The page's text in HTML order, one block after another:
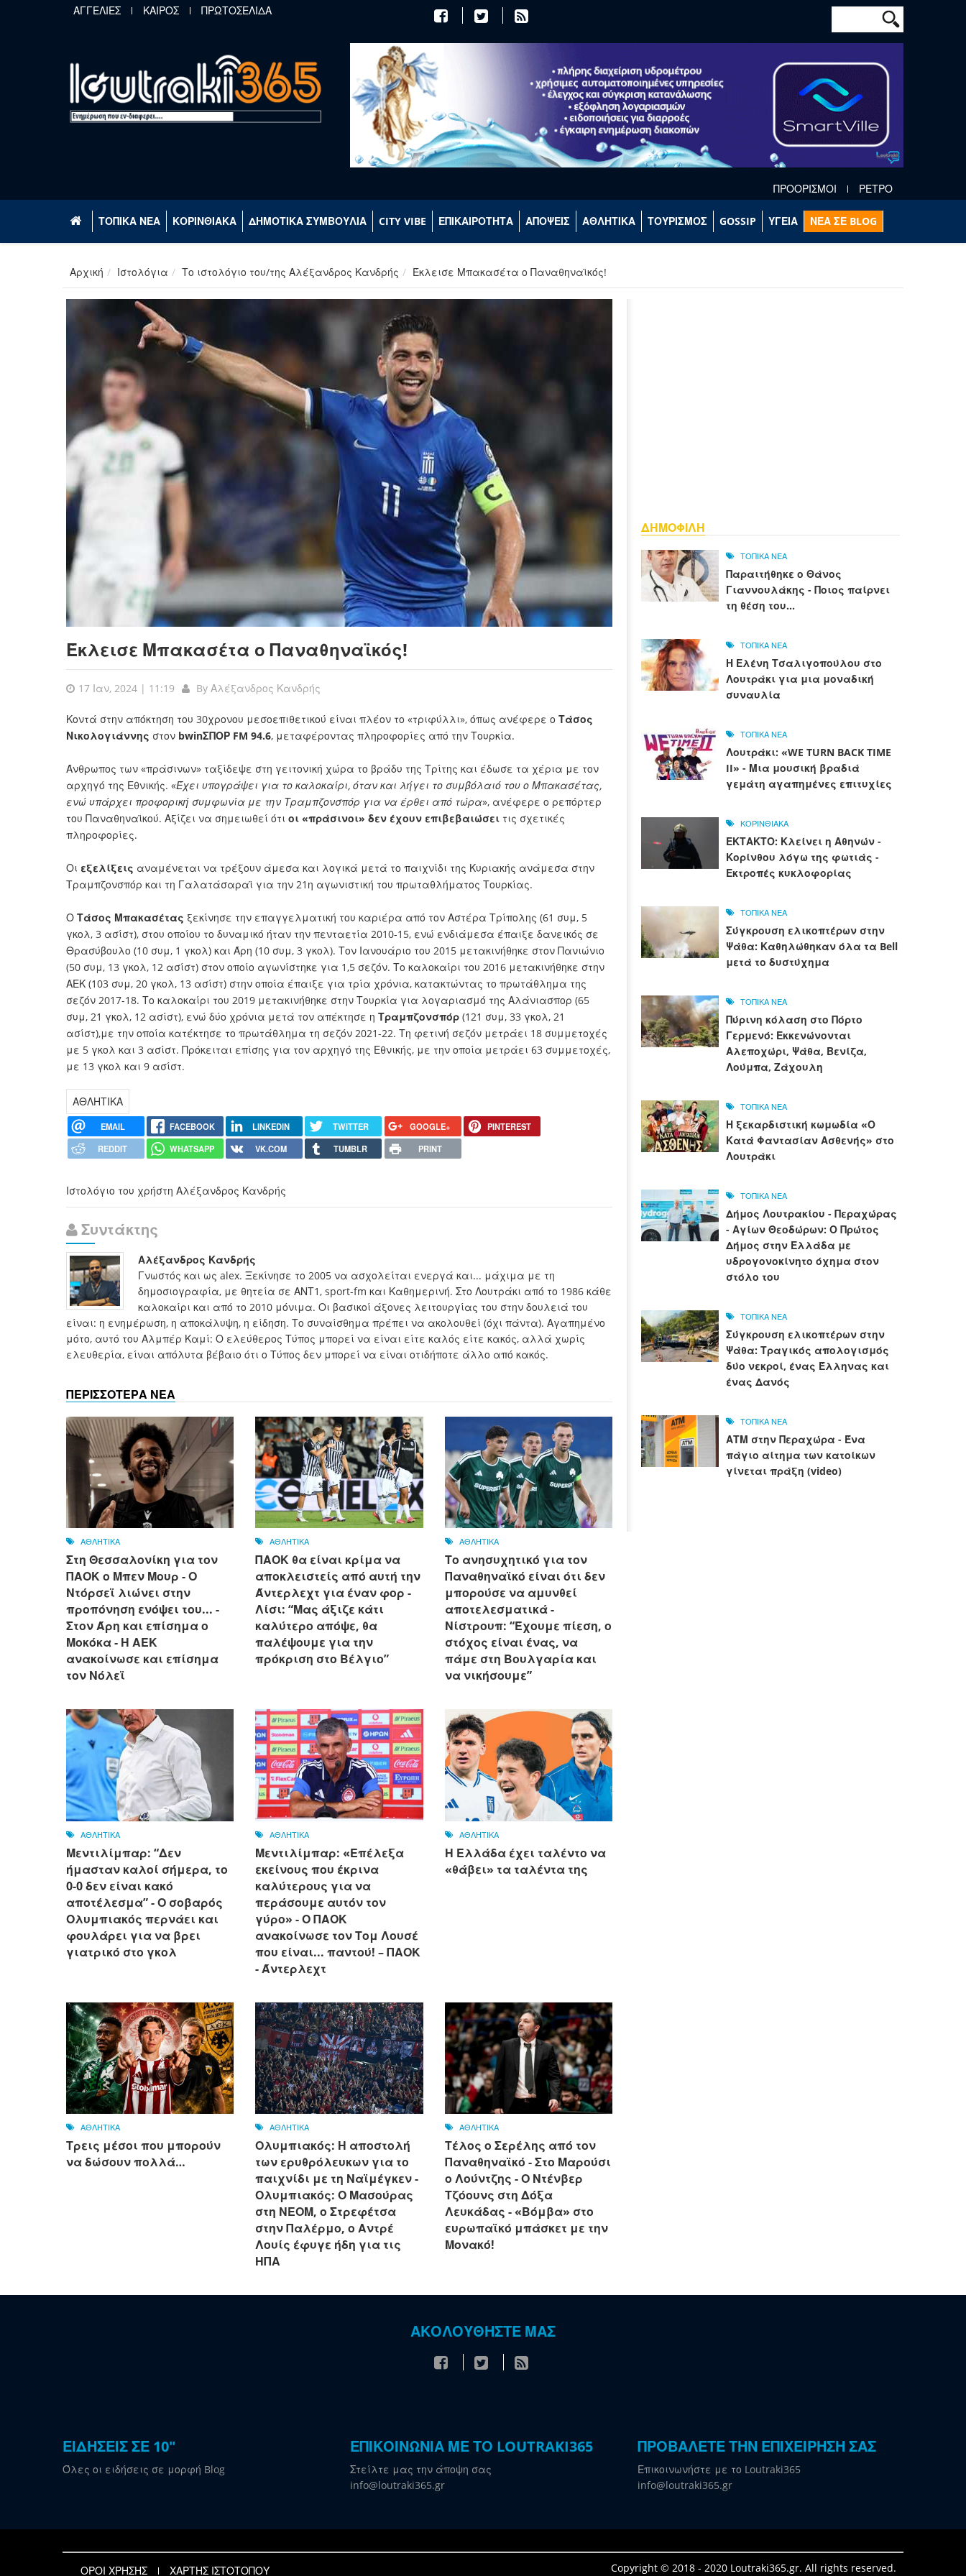
Παράκαμψη προς το κυρίως περιεχόμενο
ΑΓΓΕΛΙΕΣ ΚΑΙΡΟΣ ΠΡΩΤΟΣΕΛΙΔΑ Φόρμα
Αναζήτηση
ΠΡΟΟΡΙΣΜΟΙ ΡΕΤΡΟ
ΤΟΠΙΚΑ ΝΕΑ ΚΟΡΙΝΘΙΑΚΑ ΔΗΜΟΤΙΚΑ ΣΥΜΒΟΥΛΙΑ CITY VIBE ΕΠΙΚΑΙΡΟΤΗΤΑ ΑΠΟΨΕΙΣ ΑΘΛΗΤΙΚΑ ΤΟΥΡΙΣΜΟΣ GOSSIP ΥΓΕΙΑ ΝΕΑ ΣΕ BLOG
Αρχική Ιστολόγια Το ιστολόγιο του/της Αλέξανδρος Κανδρής Έκλεισε Μπακασέτα ο Παναθηναϊκός!
Έκλεισε Μπακασέτα ο Παναθηναϊκός!
17 Ιαν, 2024 | 11:19 By Αλέξανδρος Κανδρής
Κοντά στην απόκτηση του 30χρονου μεσοεπιθετικού είναι πλέον το «τριφύλλι», όπως ανέφερε ο Τάσος
Νικολογιάννης στον bwinΣΠΟΡ FM 94.6, μεταφέροντας πληροφορίες από την Τουρκία.
Άνθρωπος των «πράσινων» ταξίδεψε στη γειτονική χώρα το βράδυ της Τρίτης και έδωσε τα χέρια με τον
αρχηγό της Εθνικής. «Έχει υπογράψει για το καλοκαίρι, όταν και λήγει το συμβόλαιό του ο Μπακασέτας,
ενώ υπάρχει προφορική συμφωνία με την Τραμπζονσπόρ για να έρθει από τώρα», ανέφερε ο ρεπόρτερ
του Παναθηναϊκού. Αξίζει να σημειωθεί ότι οι «πράσινοι» δεν έχουν επιβεβαιώσει τις σχετικές
πληροφορίες.
Οι εξελίξεις αναμένεται να τρέξουν άμεσα και λογικά μετά το παιχνίδι της Κυριακής ανάμεσα στην
Τραμπζονσπόρ και τη Γαλατάσαραϊ για την 21η αγωνιστική του πρωταθλήματος Τουρκίας.
Ο Τάσος Μπακασέτας ξεκίνησε την επαγγελματική του καριέρα από τον Αστέρα Τρίπολης (61 συμ, 5
γκολ, 3 ασίστ), στου οποίου το δυναμικό ήταν την πενταετία 2010-15, ενώ ενδιάμεσα έπαιξε δανεικός σε
Θρασύβουλο (10 συμ, 1 γκολ) και Άρη (10 συμ, 3 γκολ). Τον Ιανουάριο του 2015 μετακινήθηκε στον Πανιώνιο
(50 συμ, 13 γκολ, 12 ασίστ) στον οποίο αγωνίστηκε για 1,5 σεζόν. Το καλοκαίρι του 2016 μετακινήθηκε στην
ΑΕΚ (103 συμ, 20 γκολ, 13 ασίστ) στην οποία έπαιξε για τρία χρόνια, κατακτώντας το πρωτάθλημα της
σεζόν 2017-18. Το καλοκαίρι του 2019 μετακινήθηκε στην Τουρκία για λογαριασμό της Αλάνιασπορ (65
συμ, 21 γκολ, 12 ασίστ), ενώ δύο χρόνια μετά τον απέκτησε η Τραμπζονσπόρ (121 συμ, 33 γκολ, 21
ασίστ),με την οποία κατέκτησε το πρωτάθλημα τη σεζόν 2021-22. Τη φετινή σεζόν μετράει 18 συμμετοχές
με 5 γκολ και 3 ασίστ. Πρόκειται επίσης για τον αρχηγό της Εθνικής, με την οποία μετράει 63 συμμετοχές,
με 13 γκολ και 9 ασίστ.
ΑΘΛΗΤΙΚΑ
EMAIL FACEBOOK LINKEDIN TWITTER GOOGLE+
PINTEREST
REDDIT
WHATSAPP VK.COM TUMBLR PRINT
Ιστολόγιο του χρήστη Αλέξανδρος Κανδρής
Συντάκτης
Αλέξανδρος Κανδρής
Γνωστός και ως alex. Ξεκίνησε το 2005 να ασχολείται ενεργά και... μάχιμα με τη
δημοσιογραφία, με θητεία σε ΑΝΤ1, sport-fm και Καθημερινή. Στο Λουτράκι από το 1986 κάθε
καλοκαίρι και από το 2010 μόνιμα. Οι βασικοί άξονες λειτουργίας του στην δουλειά του
είναι: η ενημέρωση, η αποκάλυψη, η είδηση. Το συναίσθημα πρέπει να ακολουθεί (όχι πάντα). Αγαπημένο
μότο, αυτό του Αλμπέρ Καμί: Ο ελεύθερος Τύπος μπορεί να είναι είτε καλός είτε κακός, αλλά χωρίς
ελευθερία, είναι απόλυτα βέβαιο ότι ο Τύπος δεν μπορεί να είναι οτιδήποτε άλλο από κακός.
ΠΕΡΙΣΣΟΤΕΡΑ ΝΕΑ
ΑΘΛΗΤΙΚΑ
Στη Θεσσαλονίκη για τον
ΠΑΟΚ ο Μπεν Μουρ - Ο
Ντόρσεϊ λιώνει στην
προπόνηση ενόψει του... -
Στον Άρη και επίσημα ο
Μοκόκα - Η ΑΕΚ
ανακοίνωσε και επίσημα
τον Νόλεϊ
ΑΘΛΗΤΙΚΑ
ΠΑΟΚ θα είναι κρίμα να
αποκλειστείς από αυτή την
Άντερλεχτ για έναν φορ - ​​
Λίσι: “Μας άξιζε κάτι
καλύτερο απόψε, θα
παλέψουμε για την
πρόκριση στο Βέλγιο”
ΑΘΛΗΤΙΚΑ
Το ανησυχητικό για τον
Παναθηναϊκό είναι ότι δεν
μπορούσε να αμυνθεί
αποτελεσματικά -
Νίστρουπ: “Έχουμε πίεση, ο
στόχος είναι ένας, να
πάμε στη Βουλγαρία και
να νικήσουμε”
ΑΘΛΗΤΙΚΑ
Μεντιλίμπαρ: “Δεν
ήμασταν καλοί σήμερα, το
0-0 δεν είναι κακό
αποτέλεσμα” - Ο σοβαρός
Ολυμπιακός περνάει και
φουλάρει για να βρει
γιατρικό στο γκολ
ΑΘΛΗΤΙΚΑ
Μεντιλίμπαρ: «Επέλεξα
εκείνους που έκρινα
καλύτερους για να
περάσουμε αυτόν τον
γύρο» - Ο ΠΑΟΚ
ανακοίνωσε τον Τομ Λουσέ
που είναι... παντού! – ΠΑΟΚ
- Άντερλεχτ
ΑΘΛΗΤΙΚΑ
Η Ελλάδα έχει ταλέντο να
«θάβει» τα ταλέντα της
ΑΘΛΗΤΙΚΑ
Τρεις μέσοι που μπορούν
να δώσουν πολλά…
ΑΘΛΗΤΙΚΑ
Ολυμπιακός: Η αποστολή
των ερυθρόλευκων για το
παιχνίδι με τη Ναϊμέγκεν -
Ολυμπιακός: Ο Μασούρας
στη ΝΕΟΜ, ο Στρεφέτσα
στην Παλέρμο, ο Αντρέ
Λουίς έφυγε ήδη για τις
ΗΠΑ
ΑΘΛΗΤΙΚΑ
Τέλος ο Σερέλης από τον
Παναθηναϊκό - Στο Μαρούσι
ο Λούντζης - Ο Ντένβερ
Τζόουνς στη Δόξα
Λευκάδας - «Βόμβα» στο
ευρωπαϊκό μπάσκετ με την
Μονακό!
ΔΗΜΟΦΙΛΗ
ΤΟΠΙΚΑ ΝΕΑ
Παραιτήθηκε ο Θάνος
Γιαννουλάκης - Ποιος παίρνει
τη θέση του...
ΤΟΠΙΚΑ ΝΕΑ
Η Ελένη Τσαλιγοπούλου στο
Λουτράκι για μια μοναδική
συναυλία
ΤΟΠΙΚΑ ΝΕΑ
Λουτράκι: «WE TURN BACK TIME
II» - Μια μουσική βραδιά
γεμάτη αγαπημένες επιτυχίες
ΚΟΡΙΝΘΙΑΚΑ
ΕΚΤΑΚΤΟ: Κλείνει η Αθηνών -
Κορίνθου λόγω της φωτιάς -
Εκτροπές κυκλοφορίας
ΤΟΠΙΚΑ ΝΕΑ
Σύγκρουση ελικοπτέρων στην
Ψάθα: Καθηλώθηκαν όλα τα Bell
μετά το δυστύχημα
ΤΟΠΙΚΑ ΝΕΑ
Πύρινη κόλαση στο Πόρτο
Γερμενό: Εκκενώνονται
Αλεποχώρι, Ψάθα, Βενίζα,
Λούμπα, Ζάχουλη
ΤΟΠΙΚΑ ΝΕΑ
Η ξεκαρδιστική κωμωδία «Ο
Κατά Φαντασίαν Ασθενής» στο
Λουτράκι
ΤΟΠΙΚΑ ΝΕΑ
Δήμος Λουτρακίου - Περαχώρας
- Αγίων Θεοδώρων: Ο Πρώτος
Δήμος στην Ελλάδα με
υδρογονοκίνητο όχημα στον
στόλο του
ΤΟΠΙΚΑ ΝΕΑ
Σύγκρουση ελικοπτέρων στην
Ψάθα: Τραγικός απολογισμός
δύο νεκροί, ένας Έλληνας και
ένας Δανός
ΤΟΠΙΚΑ ΝΕΑ
ΑΤΜ στην Περαχώρα - Ένα
πάγιο αίτημα των κατοίκων
γίνεται πράξη (video)
ΑΚΟΛΟΥΘΗΣΤΕ ΜΑΣ
ΕΙΔΗΣΕΙΣ ΣΕ 10"
Όλες οι ειδήσεις σε μορφή Blog
ΕΠΙΚΟΙΝΩΝΙΑ ΜΕ ΤΟ LOUTRAKI365
Στείλτε μας την άποψη σας
info@loutraki365.gr
ΠΡΟΒΑΛΕΤΕ ΤΗΝ ΕΠΙΧΕΙΡΗΣΗ ΣΑΣ
Επικοινωνήστε με το Loutraki365
info@loutraki365.gr
ΟΡΟΙ ΧΡΗΣΗΣ ΧΑΡΤΗΣ ΙΣΤΟΤΟΠΟΥ Copyright © 2018 - 2020 Loutraki365.gr. All rights reserved.